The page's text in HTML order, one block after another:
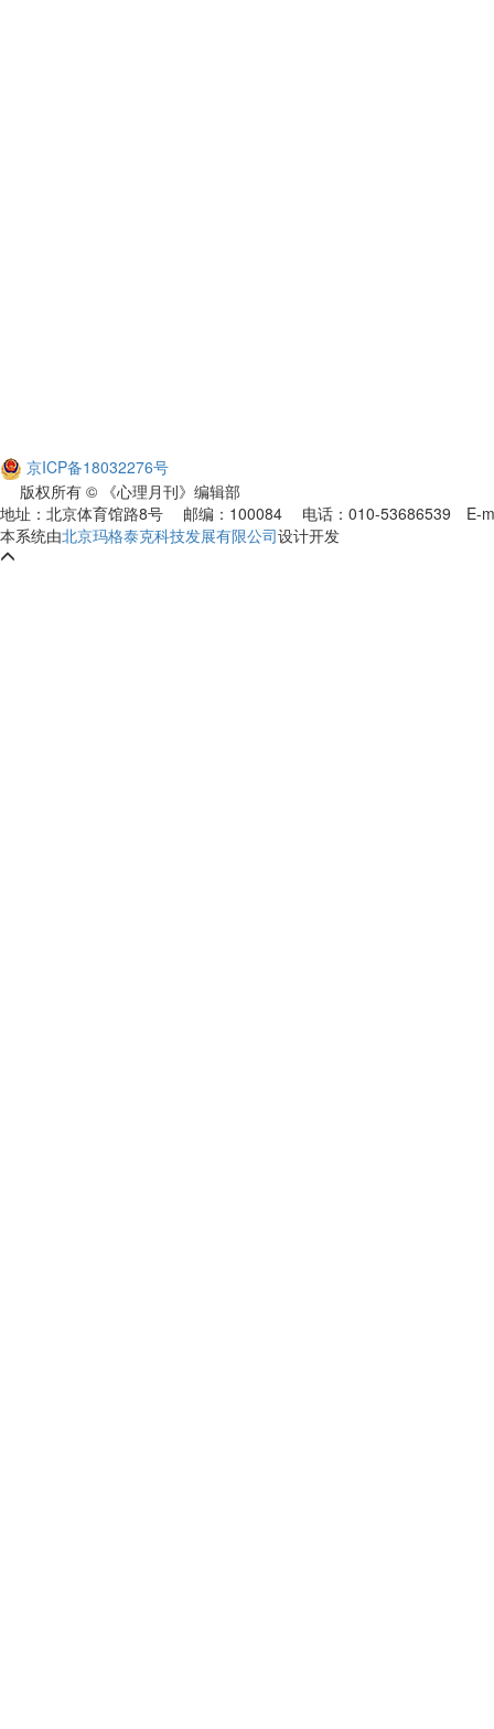
京ICP备18032276号
版权所有 © 《心理月刊》编辑部
地址：北京体育馆路8号 邮编：100084 电话：010-53686539 E-
本系统由北京玛格泰克科技发展有限公司设计开发